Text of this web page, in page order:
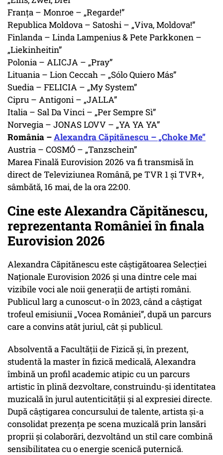
Franța – Monroe – „Regarde!”
Republica Moldova – Satoshi – „Viva, Moldova!”
Finlanda – Linda Lampenius & Pete Parkkonen –
„Liekinheitin”
Polonia – ALICJA – „Pray”
Lituania – Lion Ceccah – „Sólo Quiero Más”
Suedia – FELICIA – „My System”
Cipru – Antigoni – „JALLA”
Italia – Sal Da Vinci – „Per Sempre Sì”
Norvegia – JONAS LOVV – „YA YA YA”
România –Alexandra Căpitănescu – „Choke Me”
Austria – COSMÓ – „Tanzschein”
Marea Finală Eurovision 2026 va fi transmisă în
direct de Televiziunea Română, pe TVR 1 și TVR+,
sâmbătă, 16 mai, de la ora 22:00.
Cine este Alexandra Căpitănescu,
reprezentanta României în finala
Eurovision 2026
Alexandra Căpitănescu este câștigătoarea Selecției
Naționale Eurovision 2026 și una dintre cele mai
vizibile voci ale noii generații de artiști români.
Publicul larg a cunoscut-o în 2023, când a câștigat
trofeul emisiunii „Vocea României”, după un parcurs
care a convins atât juriul, cât și publicul.
Absolventă a Facultății de Fizică și, în prezent,
studentă la master în fizică medicală, Alexandra
îmbină un profil academic atipic cu un parcurs
artistic în plină dezvoltare, construindu-și identitatea
muzicală în jurul autenticității și al expresiei directe.
După câștigarea concursului de talente, artista și-a
consolidat prezența pe scena muzicală prin lansări
proprii și colaborări, dezvoltând un stil care combină
sensibilitatea cu o energie scenică puternică.